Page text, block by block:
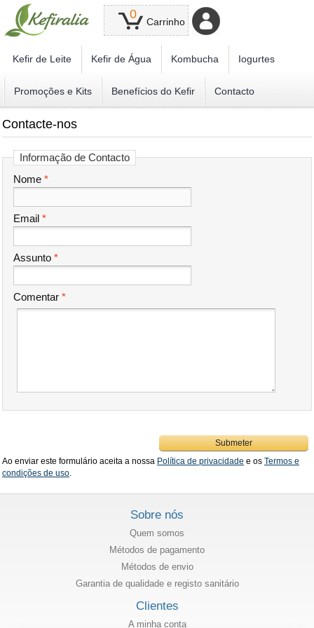
0
Carrinho
Kefir de Leite Kefir de Água Kombucha Iogurtes
Promoções e Kits Benefícios do Kefir Contacto
Contacte-nos
Informação de Contacto
*
Nome
*
Email
*
Assunto
*
Comentar
Submeter
Ao enviar este formulário aceita a nossa Política de privacidade e os Termos e
condições de uso.
Sobre nós
Quem somos
Métodos de pagamento
Métodos de envio
Garantia de qualidade e registo sanitário
Clientes
A minha conta